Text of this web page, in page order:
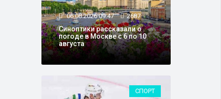
06.08.2026 09:47 2687
Синоптики рассказали о
погоде в Москве с 6 по 10
августа
СПОРТ